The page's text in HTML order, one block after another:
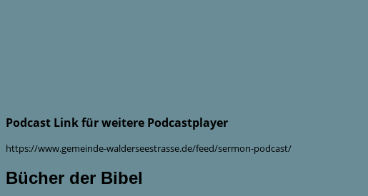
Podcast Link für weitere Podcastplayer
https://www.gemeinde-walderseestrasse.de/feed/sermon-podcast/
Bücher der Bibel